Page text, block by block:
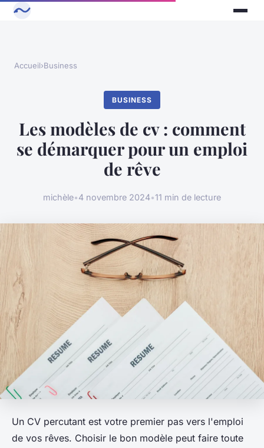
Accueil›Business
BUSINESS
Les modèles de cv : comment
se démarquer pour un emploi
de rêve
michèle•4 novembre 2024•11 min de lecture
Un CV percutant est votre premier pas vers l'emploi
de vos rêves. Choisir le bon modèle peut faire toute